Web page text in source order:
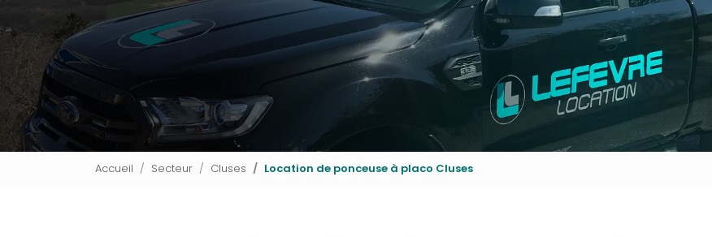
Accueil Secteur Cluses Location de ponceuse à placo Cluses